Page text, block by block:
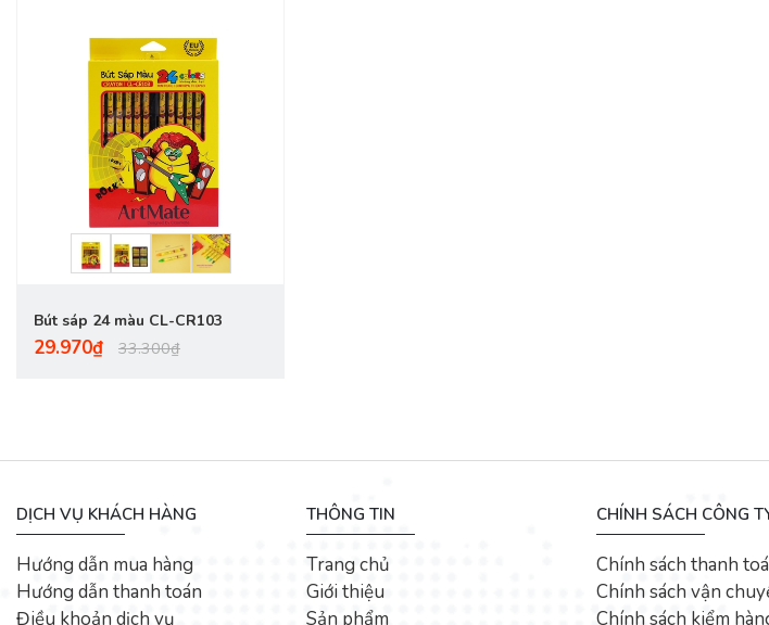
Bút sáp 24 màu CL-CR103
29.970₫ 33.300₫
DỊCH VỤ KHÁCH HÀNG
Hướng dẫn mua hàng
Hướng dẫn thanh toán
Điều khoản dịch vụ
THÔNG TIN
Trang chủ
Giới thiệu
Sản phẩm
CHÍNH SÁCH CÔNG
Chính sách thanh
Chính sách vận
Chính sách kiểm